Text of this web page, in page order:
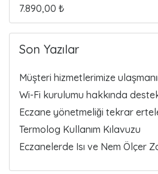
7.890,00 ₺
Son Yazılar
Müşteri hizmetlerimize
Wi-Fi kurulumu hakkında
Eczane yönetmeliği tekrar
Termolog Kullanım Kılavuzu
Eczanelerde Isı ve Nem Ölçer